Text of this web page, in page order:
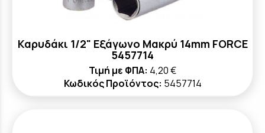
Καρυδάκι 1/2" Εξάγωνο Μακρύ 14mm FORCE
5457714
Τιμή με ΦΠΑ: 4,20 €
Κωδικός Προϊόντος: 5457714